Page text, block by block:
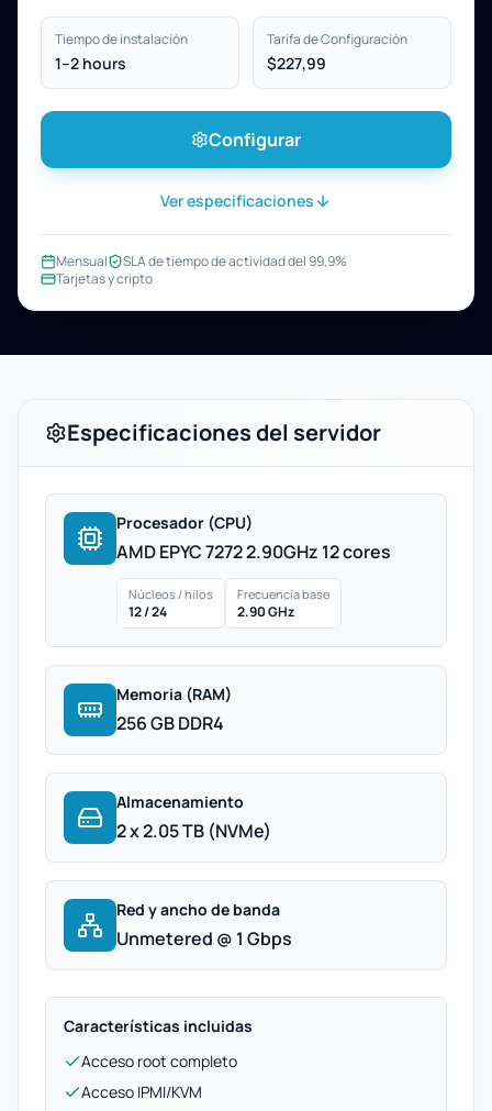
Tiempo de instalación
1–2 hours
Tarifa de Configuración
$227,99
Configurar
Ver especificaciones
Mensual
SLA de tiempo de actividad del 99,9%
Tarjetas y cripto
Especificaciones del servidor
Procesador (CPU)
AMD EPYC 7272 2.90GHz 12 cores
Núcleos / hilos
12 / 24
Frecuencia base
2.90 GHz
Memoria (RAM)
256 GB DDR4
Almacenamiento
2 x 2.05 TB (NVMe)
Red y ancho de banda
Unmetered @ 1 Gbps
Características incluidas
Acceso root completo
Acceso IPMI/KVM